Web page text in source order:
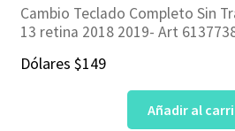
Cambio Teclado Completo Sin
13 retina 2018 2019- Art
Dólares $149
Añadir al